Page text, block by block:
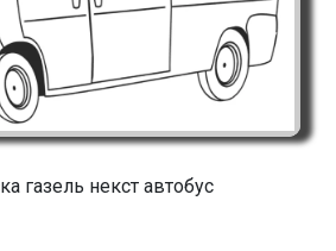
газель некст автобус